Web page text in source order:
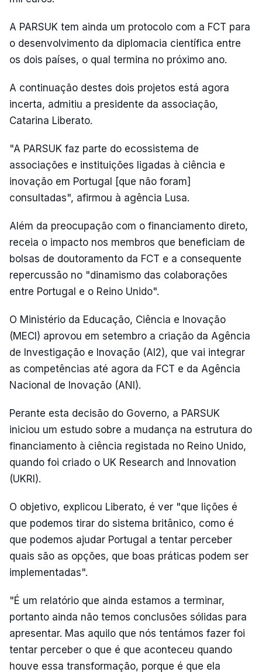
A PARSUK tem ainda um protocolo com a FCT para
o desenvolvimento da diplomacia científica entre
os dois países, o qual termina no próximo ano.
A continuação destes dois projetos está agora
incerta, admitiu a presidente da associação,
Catarina Liberato.
"A PARSUK faz parte do ecossistema de
associações e instituições ligadas à ciência e
inovação em Portugal [que não foram]
consultadas", afirmou à agência Lusa.
Além da preocupação com o financiamento direto,
receia o impacto nos membros que beneficiam de
bolsas de doutoramento da FCT e a consequente
repercussão no "dinamismo das colaborações
entre Portugal e o Reino Unido".
O Ministério da Educação, Ciência e Inovação
(MECI) aprovou em setembro a criação da Agência
de Investigação e Inovação (AI2), que vai integrar
as competências até agora da FCT e da Agência
Nacional de Inovação (ANI).
Perante esta decisão do Governo, a PARSUK
iniciou um estudo sobre a mudança na estrutura do
financiamento à ciência registada no Reino Unido,
quando foi criado o UK Research and Innovation
(UKRI).
O objetivo, explicou Liberato, é ver "que lições é
que podemos tirar do sistema britânico, como é
que podemos ajudar Portugal a tentar perceber
quais são as opções, que boas práticas podem ser
implementadas".
"É um relatório que ainda estamos a terminar,
portanto ainda não temos conclusões sólidas para
apresentar. Mas aquilo que nós tentámos fazer foi
tentar perceber o que é que aconteceu quando
houve essa transformação, porque é que ela